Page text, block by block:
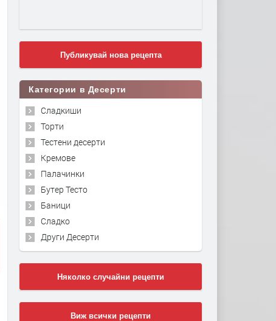
Публикувай нова рецепта
Категории в Десерти
Сладкиши
Торти
Тестени десерти
Кремове
Палачинки
Бутер Тесто
Баници
Сладко
Други Десерти
Няколко случайни рецепти
Виж всички рецепти